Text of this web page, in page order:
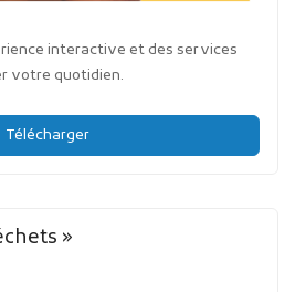
interactive et des services
votre quotidien.
Télécharger
»